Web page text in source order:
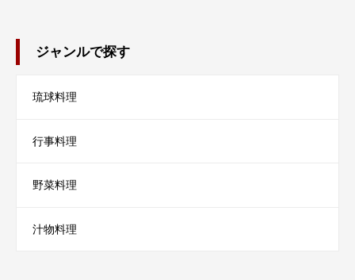
ジャンルで探す
琉球料理
行事料理
野菜料理
汁物料理